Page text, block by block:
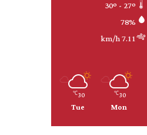
78%
7.11 km/h
30
℃
Mon
30
℃
Tue